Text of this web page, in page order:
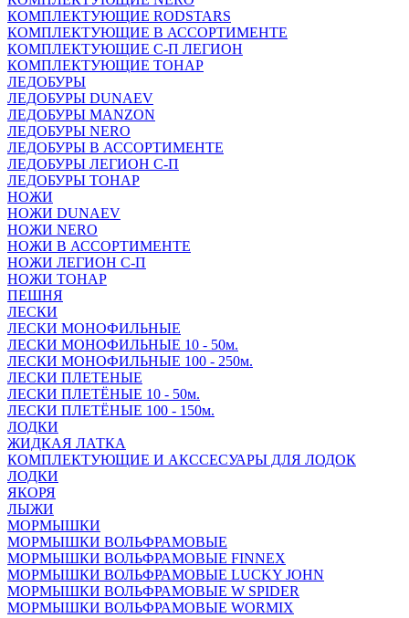
КОМПЛЕКТУЮЩИЕ RODSTARS
КОМПЛЕКТУЮЩИЕ В АССОРТИМЕНТЕ
КОМПЛЕКТУЮЩИЕ С-П ЛЕГИОН
КОМПЛЕКТУЮЩИЕ ТОНАР
ЛЕДОБУРЫ
ЛЕДОБУРЫ DUNAEV
ЛЕДОБУРЫ MANZON
ЛЕДОБУРЫ NERO
ЛЕДОБУРЫ В АССОРТИМЕНТЕ
ЛЕДОБУРЫ ЛЕГИОН С-П
ЛЕДОБУРЫ ТОНАР
НОЖИ
НОЖИ DUNAEV
НОЖИ NERO
НОЖИ В АССОРТИМЕНТЕ
НОЖИ ЛЕГИОН С-П
НОЖИ ТОНАР
ПЕШНЯ
ЛЕСКИ
ЛЕСКИ МОНОФИЛЬНЫЕ
ЛЕСКИ МОНОФИЛЬНЫЕ 10 - 50м.
ЛЕСКИ МОНОФИЛЬНЫЕ 100 - 250м.
ЛЕСКИ ПЛЕТЕНЫЕ
ЛЕСКИ ПЛЕТЁНЫЕ 10 - 50м.
ЛЕСКИ ПЛЕТЁНЫЕ 100 - 150м.
ЛОДКИ
ЖИДКАЯ ЛАТКА
КОМПЛЕКТУЮЩИЕ И АКССЕСУАРЫ ДЛЯ ЛОДОК
ЛОДКИ
ЯКОРЯ
ЛЫЖИ
МОРМЫШКИ
МОРМЫШКИ ВОЛЬФРАМОВЫЕ
МОРМЫШКИ ВОЛЬФРАМОВЫЕ FINNEX
МОРМЫШКИ ВОЛЬФРАМОВЫЕ LUCKY JOHN
МОРМЫШКИ ВОЛЬФРАМОВЫЕ W SPIDER
МОРМЫШКИ ВОЛЬФРАМОВЫЕ WORMIX